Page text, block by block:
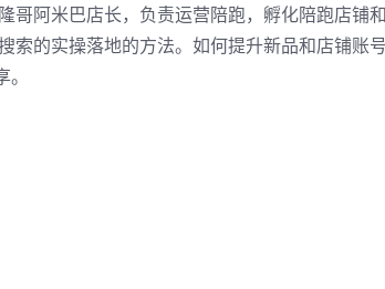
阿米巴店长，负责运营陪跑，孵化陪跑店铺
的实操落地的方法。如何提升新品和店铺账